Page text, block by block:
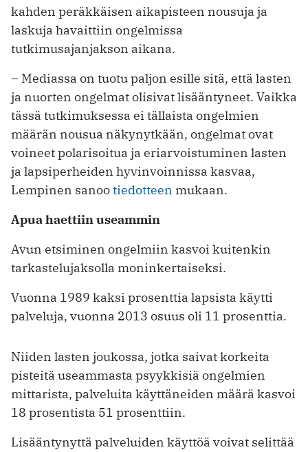
kahden peräkkäisen aikapisteen nousuja ja
laskuja havaittiin ongelmissa
tutkimusajanjakson aikana.
– Mediassa on tuotu paljon esille sitä, että lasten
ja nuorten ongelmat olisivat lisääntyneet. Vaikka
tässä tutkimuksessa ei tällaista ongelmien
määrän nousua näkynytkään, ongelmat ovat
voineet polarisoitua ja eriarvoistuminen lasten
ja lapsiperheiden hyvinvoinnissa kasvaa,
Lempinen sanootiedotteen mukaan.
Apua haettiin useammin
Avun etsiminen ongelmiin kasvoi kuitenkin
tarkastelujaksolla moninkertaiseksi.
Vuonna 1989 kaksi prosenttia lapsista käytti
palveluja, vuonna 2013 osuus oli 11 prosenttia.
Niiden lasten joukossa, jotka saivat korkeita
pisteitä useammasta psyykkisiä ongelmien
mittarista, palveluita käyttäneiden määrä kasvoi
18 prosentista 51 prosenttiin.
Lisääntynyttä palveluiden käyttöä voivat selittää